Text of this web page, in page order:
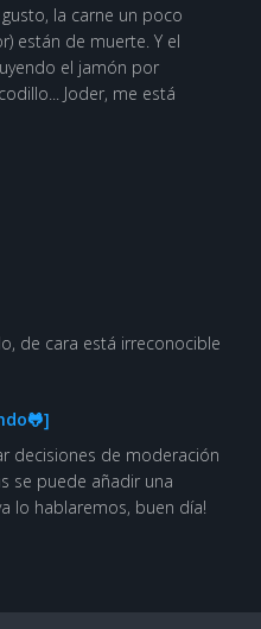
la carne un poco
están de muerte. Y el
el jamón por
Joder, me está
de cara está irreconocible
decisiones de moderación
se puede añadir una
lo hablaremos, buen día!